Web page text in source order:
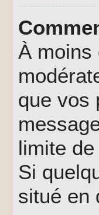
À moins
que vos
limite
Si
situé en